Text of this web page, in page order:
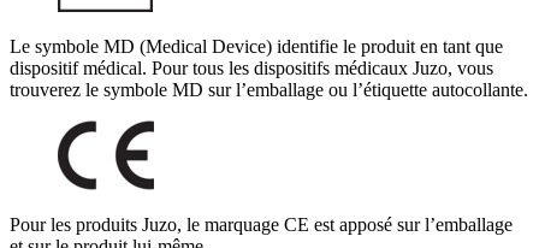
Le symbole MD (Medical Device) identifie le produit en tant que
dispositif médical. Pour tous les dispositifs médicaux Juzo, vous
trouverez le symbole MD sur l’emballage ou l’étiquette autocollante.
Pour les produits Juzo, le marquage CE est apposé sur l’emballage